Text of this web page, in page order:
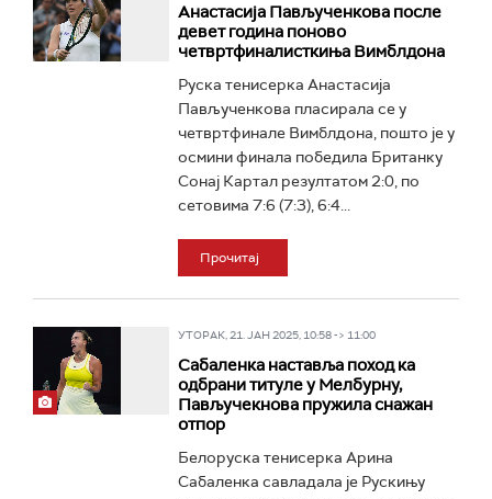
Анастасија Пављученкова после
девет година поново
четвртфиналисткиња Вимблдона
Руска тенисерка Анастасија
Пављученкова пласирала се у
четвртфинале Вимблдона, пошто је у
осмини финала победила Британку
Сонај Картал резултатом 2:0, по
сетовима 7:6 (7:3), 6:4...
Прочитај
УТОРАК, 21. ЈАН 2025, 10:58 -> 11:00
Сабаленка наставља поход ка
одбрани титуле у Мелбурну,
Павључекнова пружила снажан
отпор
Белоруска тенисерка Арина
Сабаленка савладала је Рускињу